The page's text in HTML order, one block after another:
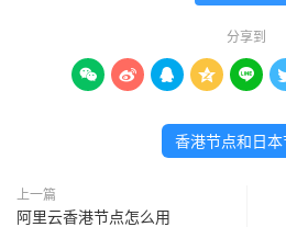
分享到
    
香港节点和日本
上一篇
阿里云香港节点怎么用